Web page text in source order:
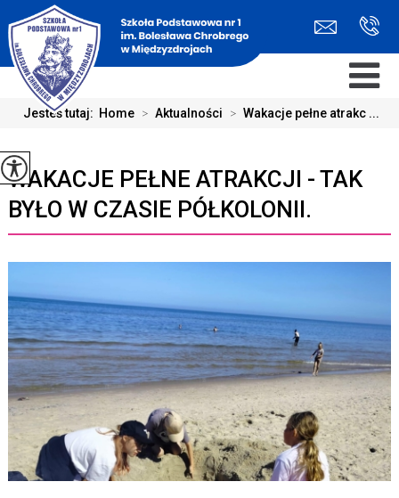
Jesteś tutaj: Home > Aktualności > Wakacje pełne atrakc ...
WAKACJE PEŁNE ATRAKCJI - TAK
BYŁO W CZASIE PÓŁKOLONII.